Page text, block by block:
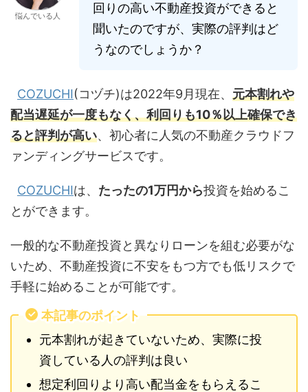
悩んでいる人
回りの高い不動産投資ができると
聞いたのですが、実際の評判はど
うなのでしょうか？
COZUCHI(コヅチ)は2022年9月現在、 元本割れや
配当遅延が一度もなく、利回りも10％以上確保でき
ると評判が高い、初心者に人気の不動産クラウドフ
ァンディングサービスです。
COZUCHIは、 たったの1万円から投資を始めるこ
とができます。
一般的な不動産投資と異なりローンを組む必要がな
いため、不動産投資に不安をもつ方でも低リスクで
手軽に始めることが可能です。
本記事のポイント
元本割れが起きていないため、実際に投
資している人の評判は良い
想定利回りより高い配当金をもらえるこ